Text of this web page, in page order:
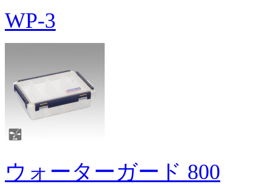
WP-3
ウォーターガード 800